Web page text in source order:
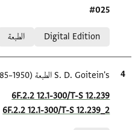
Location in source
#025
Digital Edition
الطبعة
الاقتباس المرجعي
S. D. Goitein's الطبعة (1950–85).
Location in source
6F.2.2 12.1-300/T-S 12.239
6F.2.2 12.1-300/T-S 12.239_2